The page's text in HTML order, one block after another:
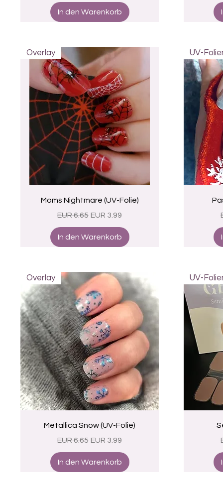
In den Warenkorb
Schnellansicht
Overlay
Moms Nightmare (UV-Folie)
Standardpreis
EUR 6.65 Sale-Preis
EUR 3.99
In den Warenkorb
UV-
Schnellansicht
Overlay
Metallica Snow (UV-Folie)
Standardpreis
EUR 6.65 Sale-Preis
EUR 3.99
In den Warenkorb
UV-